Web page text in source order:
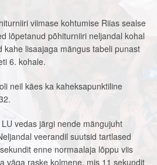
viimase kohtumise Riias sealse
lõpetanud põhiturniiri neljandal kohal
lisaajaga mängus tabeli punast
6. kohale.
neil käes ka kaheksapunktiline
vedas järgi nende mängujuht
veerandil suutsid tartlased
enne normaalaja lõppu viis
väga raske kolmene, mis 11 sekundit